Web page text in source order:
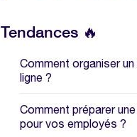
Tendances 🔥
Comment organiser
ligne ?
Comment préparer
pour vos employés ?